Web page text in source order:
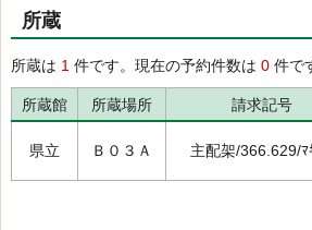
所蔵
所蔵は 1 件です。現在の予約件数は 0 件で
所蔵館 所蔵場所 請求記号
県立 Ｂ０３Ａ 主配架/366.629/ﾏ